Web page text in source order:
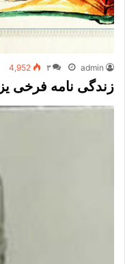
admin ۳ 4,952
زندگی نامه فرخی